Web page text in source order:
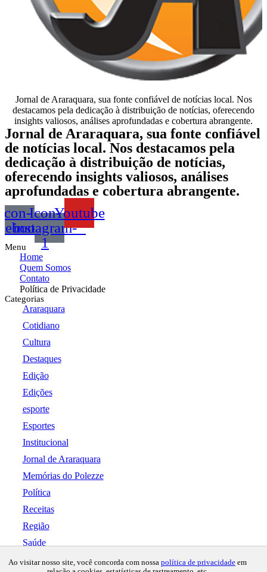
Jornal de Araraquara, sua fonte confiável de notícias local. Nos
destacamos pela dedicação à distribuição de notícias, oferecendo
insights valiosos, análises aprofundadas e cobertura abrangente.
Jornal de Araraquara, sua fonte confiável
de notícias local. Nos destacamos pela
dedicação à distribuição de notícias,
oferecendo insights valiosos, análises
aprofundadas e cobertura abrangente.
Icon-Icon-
instagram-
1
Youtube
Menu
Home
Quem Somos
Contato
Política de Privacidade
Categorias
Araraquara
Cotidiano
Cultura
Destaques
Edição
Edições
esporte
Esportes
Institucional
Jornal de Araraquara
Memórias do Polezze
Política
Receitas
Região
Saúde
Copyright © 2024 Todos os direitos
Ao visitar nosso site, você concorda com nossa política de privacidade em